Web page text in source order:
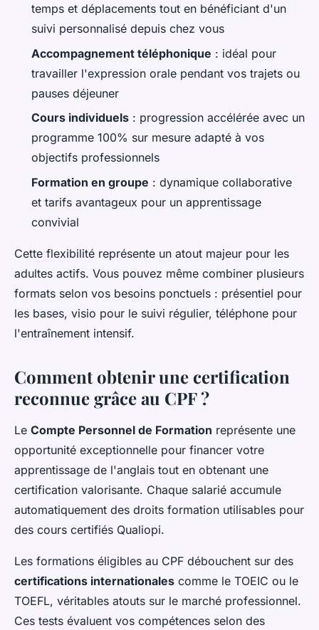
temps et déplacements tout en bénéficiant d'un
suivi personnalisé depuis chez vous
Accompagnement téléphonique : idéal pour
travailler l'expression orale pendant vos trajets ou
pauses déjeuner
Cours individuels : progression accélérée avec un
programme 100% sur mesure adapté à vos
objectifs professionnels
Formation en groupe : dynamique collaborative
et tarifs avantageux pour un apprentissage
convivial
Cette flexibilité représente un atout majeur pour les
adultes actifs. Vous pouvez même combiner plusieurs
formats selon vos besoins ponctuels : présentiel pour
les bases, visio pour le suivi régulier, téléphone pour
l'entraînement intensif.
Comment obtenir une certification
reconnue grâce au CPF ?
Le Compte Personnel de Formation représente une
opportunité exceptionnelle pour financer votre
apprentissage de l'anglais tout en obtenant une
certification valorisante. Chaque salarié accumule
automatiquement des droits formation utilisables pour
des cours certifiés Qualiopi.
Les formations éligibles au CPF débouchent sur des
certifications internationales comme le TOEIC ou le
TOEFL, véritables atouts sur le marché professionnel.
Ces tests évaluent vos compétences selon des